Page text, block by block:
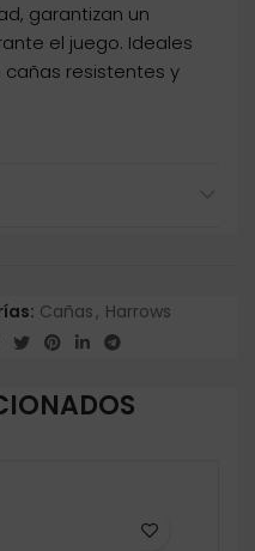
garantizan un
el juego. Ideales
resistentes y
Cañas, Harrows